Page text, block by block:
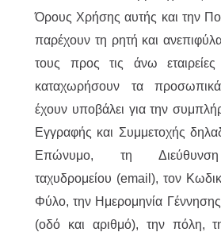
Όρους Χρήσης αυτής και την
παρέχουν τη ρητή και
τους προς τις άνω
καταχωρήσουν τα
έχουν υποβάλει για την
Εγγραφής και Συμμετοχής
Επώνυμο, τη Διεύθυνση
ταχυδρομείου (email), τον
Φύλο, την Ημερομηνία Γέννησης
(οδό και αριθμό), την πόλη,